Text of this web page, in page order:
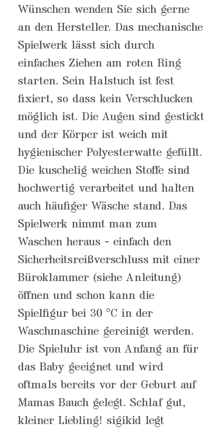
Wünschen wenden Sie sich gerne
an den Hersteller. Das mechanische
Spielwerk lässt sich durch
einfaches Ziehen am roten Ring
starten. Sein Halstuch ist fest
fixiert, so dass kein Verschlucken
möglich ist. Die Augen sind gestickt
und der Körper ist weich mit
hygienischer Polyesterwatte gefüllt.
Die kuschelig weichen Stoffe sind
hochwertig verarbeitet und halten
auch häufiger Wäsche stand. Das
Spielwerk nimmt man zum
Waschen heraus - einfach den
Sicherheitsreißverschluss mit einer
Büroklammer (siehe Anleitung)
öffnen und schon kann die
Spielfigur bei 30 °C in der
Waschmaschine gereinigt werden.
Die Spieluhr ist von Anfang an für
das Baby geeignet und wird
oftmals bereits vor der Geburt auf
Mamas Bauch gelegt. Schlaf gut,
kleiner Liebling! sigikid legt